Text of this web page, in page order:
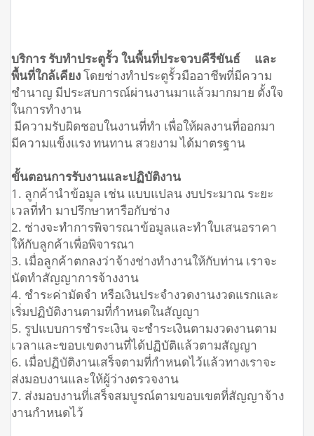
บริการ รับทำประตูรั้ว ในพื้นที่ประจวบคีรีขันธ์ และ
พื้นที่ใกล้เคียงโดยช่างทำประตูรั้วมืออาชีพที่มีความ
ชำนาญ มีประสบการณ์ผ่านงานมาแล้วมากมาย ตั้งใจ
ในการทำงาน
มีความรับผิดชอบในงานที่ทำ เพื่อให้ผลงานที่ออกมา
มีความแข็งแรง ทนทาน สวยงาม ได้มาตรฐาน
ขั้นตอนการรับงานและปฏิบัติงาน
1. ลูกค้านำข้อมูล เช่น แบบแปลน งบประมาณ ระยะ
เวลที่ทำ มาปรึกษาหารือกับช่าง
2. ช่างจะทำการพิจารณาข้อมูลและทำใบเสนอราคา
ให้กับลูกค้าเพื่อพิจารณา
3. เมื่อลูกค้าตกลงว่าจ้างช่างทำงานให้กับท่าน เราจะ
นัดทำสัญญาการจ้างงาน
4. ชำระค่ามัดจำ หรือเงินประจำงวดงานงวดแรกและ
เริ่มปฏิบัติงานตามที่กำหนดในสัญญา
5. รูปแบบการชำระเงิน จะชำระเงินตามงวดงานตาม
เวลาและขอบเขตงานที่ได้ปฏิบัติแล้วตามสัญญา
6. เมื่อปฏิบัติงานเสร็จตามที่กำหนดไว้แล้วทางเราจะ
ส่งมอบงานและให้ผู้ว่างตรวจงาน
7. ส่งมอบงานที่เสร็จสมบูรณ์ตามขอบเขตที่สัญญาจ้าง
งานกำหนดไว้